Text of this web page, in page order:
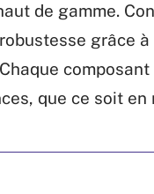
de gamme.
grâce
que ce soit